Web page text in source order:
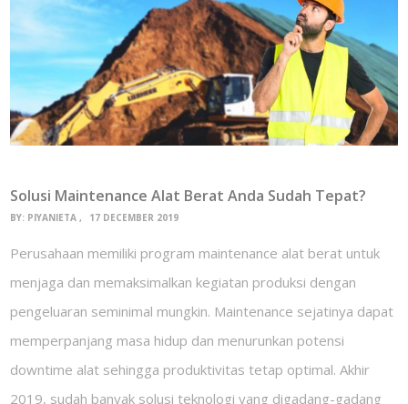
Solusi Maintenance Alat Berat Anda Sudah Tepat?
BY: PIYANIETA 17 DECEMBER 2019
Perusahaan memiliki program maintenance alat berat untuk
menjaga dan memaksimalkan kegiatan produksi dengan
pengeluaran seminimal mungkin. Maintenance sejatinya dapat
memperpanjang masa hidup dan menurunkan potensi
downtime alat sehingga produktivitas tetap optimal. Akhir
2019, sudah banyak solusi teknologi yang digadang-gadang